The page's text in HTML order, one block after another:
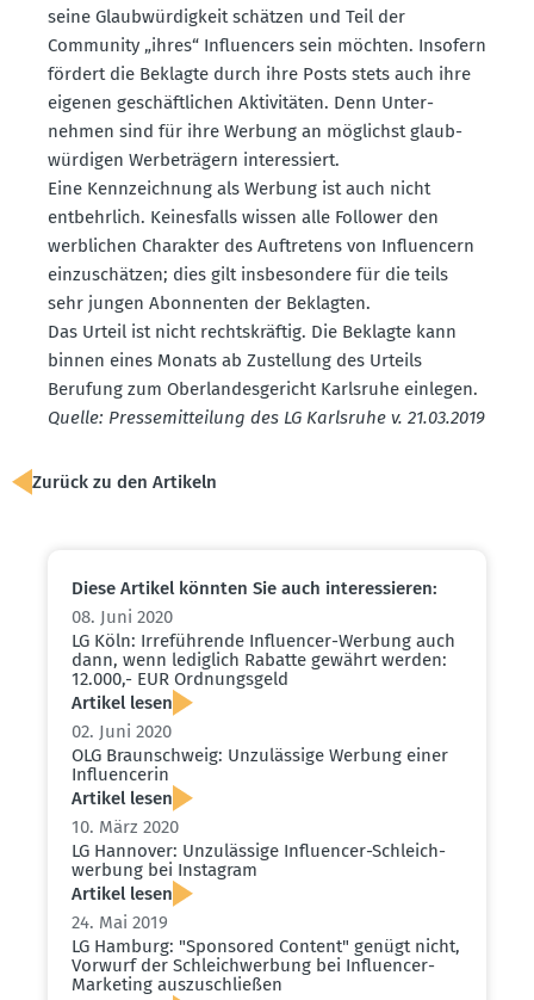
seine Glaub­wür­digkeit schätzen und Teil der
Community „ihres“ Influ­encers sein möchten. Insofern
fördert die Beklagte durch ihre Posts stets auch ihre
eigenen geschäft­lichen Aktivi­täten. Denn Unter­
nehmen sind für ihre Werbung an möglichst glaub­
wür­digen Werbe­trägern inter­es­siert.
Eine Kennzeichnung als Werbung ist auch nicht
entbehrlich. Keines­falls wissen alle Follower den
werblichen Charakter des Auftretens von Influ­encern
einzu­schätzen; dies gilt insbe­sondere für die teils
sehr jungen Abonnenten der Beklagten.
Das Urteil ist nicht rechts­kräftig. Die Beklagte kann
binnen eines Monats ab Zustellung des Urteils
Berufung zum Oberlan­des­ge­richt Karlsruhe einlegen.
Quelle: Presse­mit­teilung des LG Karlsruhe v. 21.03.2019
Zurück zu den Artikeln
Diese Artikel könnten Sie auch inter­es­sieren:
08. Juni 2020
LG Köln: Irrefüh­rende Influ­encer-Werbung auch
dann, wenn lediglich Rabatte gewährt werden:
12.000,- EUR Ordnungsgeld
Artikel lesen
02. Juni 2020
OLG Braun­schweig: Unzulässige Werbung einer
Influ­en­cerin
Artikel lesen
10. März 2020
LG Hannover: Unzulässige Influ­encer-Schleich­
werbung bei Instagram
Artikel lesen
24. Mai 2019
LG Hamburg: "Sponsored Content" genügt nicht,
Vorwurf der Schleich­werbung bei Influ­encer-
Marketing auszu­schließen